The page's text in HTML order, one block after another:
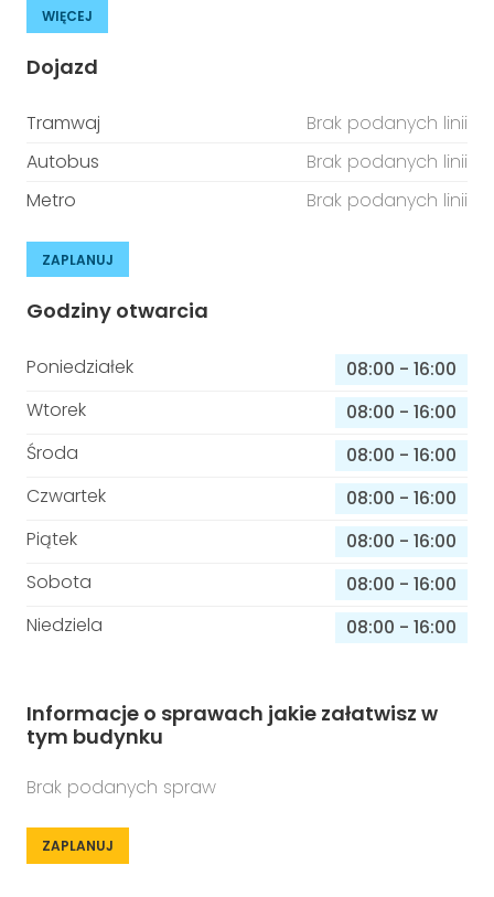
WIĘCEJ
Dojazd
Tramwaj
Brak podanych linii
Autobus
Brak podanych linii
Metro
Brak podanych linii
ZAPLANUJ
Godziny otwarcia
Poniedziałek 08:00 - 16:00
Wtorek
08:00 - 16:00
Środa
08:00 - 16:00
Czwartek
08:00 - 16:00
Piątek
08:00 - 16:00
Sobota
08:00 - 16:00
Niedziela
08:00 - 16:00
Informacje o sprawach jakie załatwisz w
tym budynku
Brak podanych spraw
ZAPLANUJ